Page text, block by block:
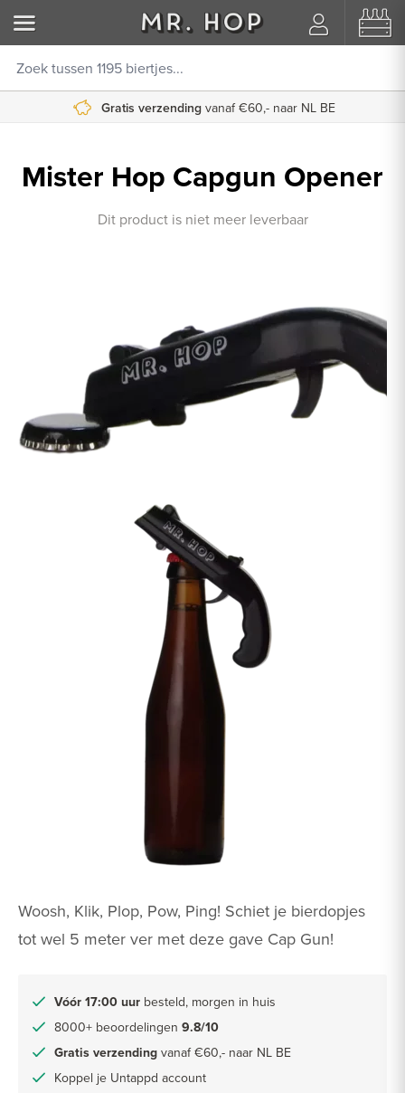
Gratis verzending vanaf €60,- naar NL BE
Mister Hop Capgun Opener
Dit product is niet meer leverbaar
Woosh, Klik, Plop, Pow, Ping! Schiet je bierdopjes
tot wel 5 meter ver met deze gave Cap Gun!
Vóór 17:00 uur besteld, morgen in huis
8000+ beoordelingen 9.8/10
Gratis verzending vanaf €60,- naar NL BE
Koppel je Untappd account